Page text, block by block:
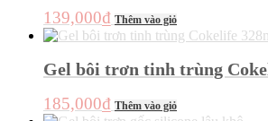
139,000₫ Thêm vào giỏ
Gel bôi trơn tinh trùng
185,000₫ Thêm vào giỏ